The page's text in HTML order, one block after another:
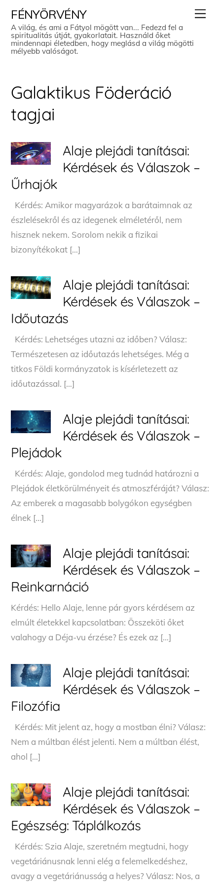
content
FÉNYÖRVÉNY
A világ, és ami a Fátyol mögött van... Fedezd fel a
spiritualitás útját, gyakorlatait. Használd őket
mindennapi életedben, hogy meglásd a világ mögötti
mélyebb valóságot.
Galaktikus Föderáció
tagjai
Alaje plejádi tanításai:
Kérdések és Válaszok –
Űrhajók
Kérdés: Amikor magyarázok a barátaimnak az
észlelésekről és az idegenek elméletéről, nem
hisznek nekem. Sorolom nekik a fizikai
bizonyítékokat […]
Alaje plejádi tanításai:
Kérdések és Válaszok –
Időutazás
Kérdés: Lehetséges utazni az időben? Válasz:
Természetesen az időutazás lehetséges. Még a
titkos Földi kormányzatok is kísérletezett az
időutazással. […]
Alaje plejádi tanításai:
Kérdések és Válaszok –
Plejádok
Kérdés: Alaje, gondolod meg tudnád határozni a
Plejádok életkörülményeit és atmoszféráját? Válasz:
Az emberek a magasabb bolygókon egységben
élnek […]
Alaje plejádi tanításai:
Kérdések és Válaszok –
Reinkarnáció
Kérdés: Hello Alaje, lenne pár gyors kérdésem az
elmúlt életekkel kapcsolatban: Összeköti őket
valahogy a Déja-vu érzése? És ezek az […]
Alaje plejádi tanításai:
Kérdések és Válaszok –
Filozófia
Kérdés: Mit jelent az, hogy a mostban élni? Válasz:
Nem a múltban élést jelenti. Nem a múltban élést,
ahol […]
Alaje plejádi tanításai:
Kérdések és Válaszok –
Egészség: Táplálkozás
Kérdés: Szia Alaje, szeretném megtudni, hogy
vegetáriánusnak lenni elég a felemelkedéshez,
avagy a vegetáriánusság a helyes? Válasz: Nos, a